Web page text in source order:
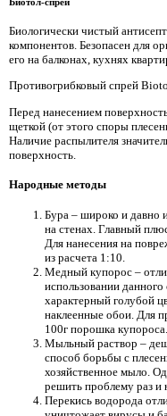
Биотол-спрей
Биологически чистый
компонентов. Безопасен для
его на балконах, кухнях
Противогрибковый спрей
Перед нанесением
щеткой (от этого споры
Наличие распылителя
поверхность.
Народные методы
Бура – широко и давно
на стенах. Главный
Для нанесения на
из расчета 1:10.
Медный купорос –
использовании
характерный голубой
наклеенные обои. Для
100г порошка купороса.
Мыльный раствор –
способ борьбы с
хозяйственное мыло.
решить проблему раз и
Перекись водорода